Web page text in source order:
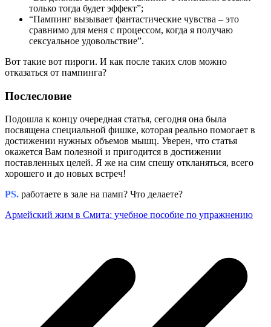
только тогда будет эффект”;
“Пампинг вызывает фантастические чувства – это
сравнимо для меня с процессом, когда я получаю
сексуальное удовольствие”.
Вот такие вот пироги. И как после таких слов можно
отказаться от пампинга?
Послесловие
Подошла к концу очередная статья, сегодня она была
посвящена специальной фишке, которая реально помогает в
достижении нужных объемов мышц. Уверен, что статья
окажется Вам полезной и пригодится в достижении
поставленных целей. Я же на сим спешу откланяться, всего
хорошего и до новых встреч!
PS. работаете в зале на памп? Что делаете?
Армейский жим в Смита: учебное пособие по упражнению